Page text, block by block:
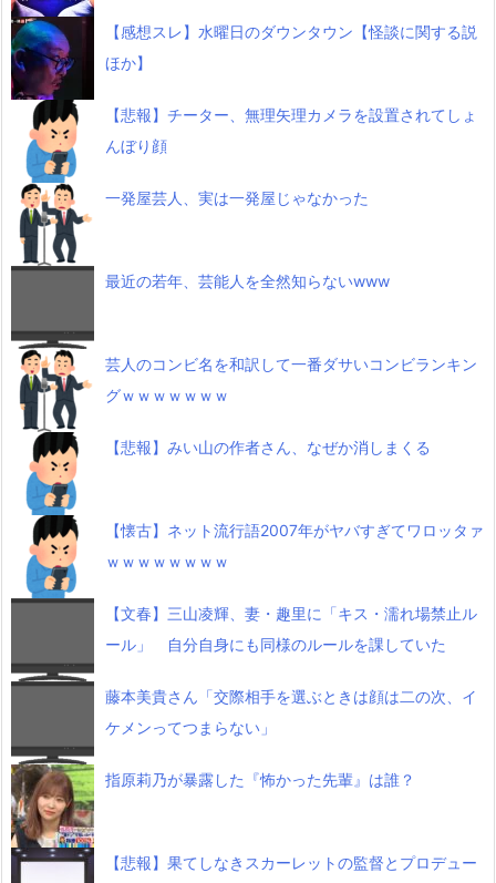
【感想スレ】水曜日のダウンタウン【怪談に関する説
ほか】
【悲報】チーター、無理矢理カメラを設置されてしょ
んぼり顔
一発屋芸人、実は一発屋じゃなかった
最近の若年、芸能人を全然知らないwww
芸人のコンビ名を和訳して一番ダサいコンビランキン
グｗｗｗｗｗｗｗ
【悲報】みい山の作者さん、なぜか消しまくる
【懐古】ネット流行語2007年がヤバすぎてワロッタァ
ｗｗｗｗｗｗｗｗ
【文春】三山凌輝、妻・趣里に「キス・濡れ場禁止ル
ール」 自分自身にも同様のルールを課していた
藤本美貴さん「交際相手を選ぶときは顔は二の次、イ
ケメンってつまらない」
指原莉乃が暴露した『怖かった先輩』は誰？
【悲報】果てしなきスカーレットの監督とプロデュー